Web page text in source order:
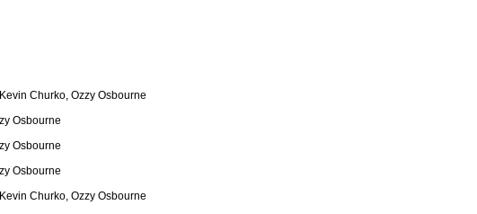
Churko, Ozzy Osbourne
Osbourne
Osbourne
Osbourne
Churko, Ozzy Osbourne